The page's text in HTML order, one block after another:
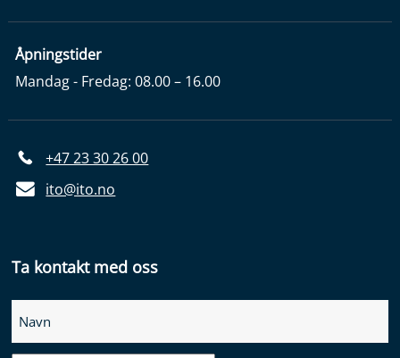
Åpningstider
Mandag - Fredag: 08.00 – 16.00
+47 23 30 26 00
ito@ito.no
Ta kontakt med oss